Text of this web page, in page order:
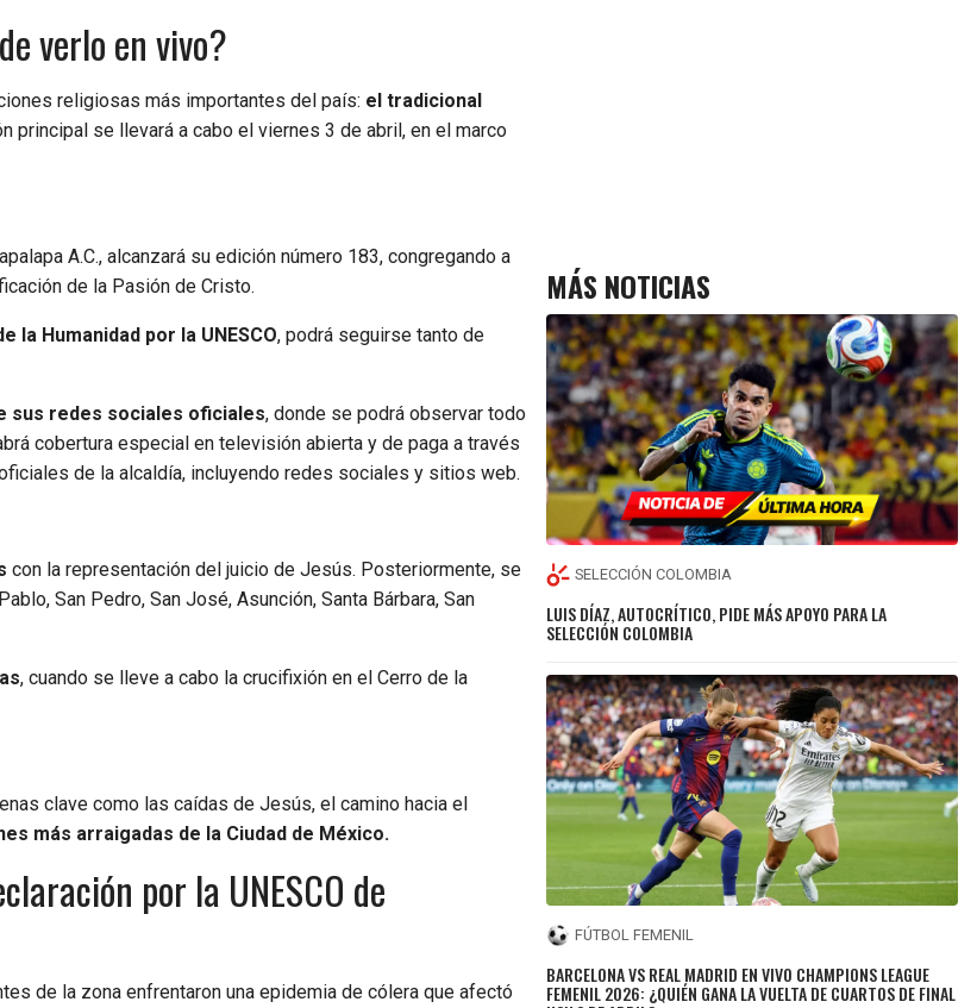
verlo en vivo?
religiosas más importantes del país: el tradicional
principal se llevará a cabo el viernes 3 de abril, en el marco
A.C., alcanzará su edición número 183, congregando a
de la Pasión de Cristo.
la Humanidad por la UNESCO, podrá seguirse tanto de
sus redes sociales oficiales, donde se podrá observar todo
cobertura especial en televisión abierta y de paga a través
de la alcaldía, incluyendo redes sociales y sitios web.
con la representación del juicio de Jesús. Posteriormente, se
San Pedro, San José, Asunción, Santa Bárbara, San
, cuando se lleve a cabo la crucifixión en el Cerro de la
clave como las caídas de Jesús, el camino hacia el
más arraigadas de la Ciudad de México.
por la UNESCO de
de la zona enfrentaron una epidemia de cólera que afectó
MÁS NOTICIAS
SELECCIÓN COLOMBIA
LUIS DÍAZ, AUTOCRÍTICO, PIDE MÁS APOYO PARA LA
SELECCIÓN COLOMBIA
FÚTBOL FEMENIL
BARCELONA VS REAL MADRID EN VIVO CHAMPIONS LEAGUE
FEMENIL 2026: ¿QUIÉN GANA LA VUELTA DE CUARTOS DE FINAL